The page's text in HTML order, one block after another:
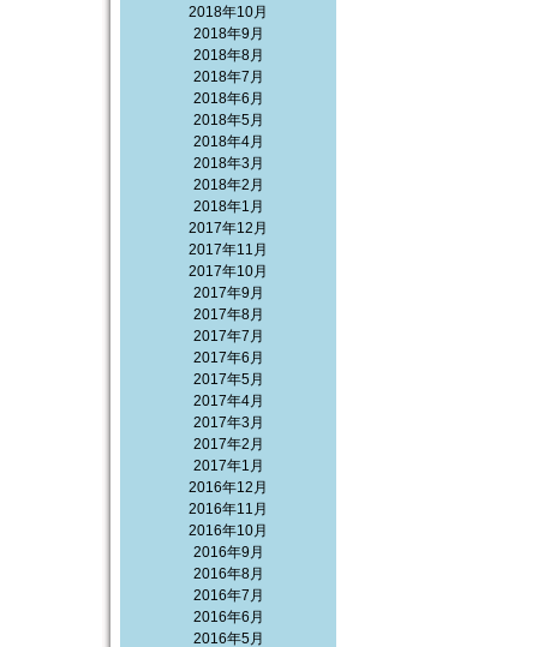
2018年10月
2018年9月
2018年8月
2018年7月
2018年6月
2018年5月
2018年4月
2018年3月
2018年2月
2018年1月
2017年12月
2017年11月
2017年10月
2017年9月
2017年8月
2017年7月
2017年6月
2017年5月
2017年4月
2017年3月
2017年2月
2017年1月
2016年12月
2016年11月
2016年10月
2016年9月
2016年8月
2016年7月
2016年6月
2016年5月